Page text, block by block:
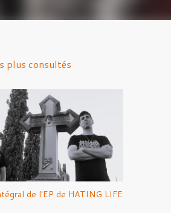
plus consultés
de l'EP de HATING LIFE